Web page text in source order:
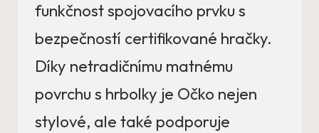
funkčnost spojovacího prvku s
bezpečností certifikované hračky.
Díky netradičnímu matnému
povrchu s hrbolky je Očko nejen
stylové, ale také podporuje